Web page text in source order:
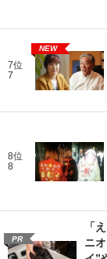
7位
7
NEW
8位
8
PR
「
ニ